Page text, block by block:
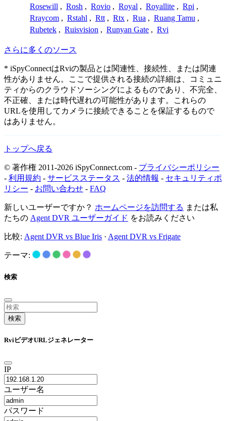
Rosewill , Rosh , Rovio , Royal , Royallite , Rpi ,
Rraycom , Rstahl , Rtt , Rtx , Rua , Ruang Tamu ,
Rubetek , Ruisvision , Runyan Gate , Rvi
さらに多くのソース
* iSpyConnectはRviの製品とは関連性、接続性、または関連
性がありません。ここで提供される接続の詳細は、コミュニ
ティからのクラウドソーシングによるものであり、不完全、
不正確、または時代遅れの可能性があります。これらの
URLを使用してカメラに接続できることを保証するもので
はありません。
トップへ戻る
© 著作権 2011-2026 iSpyConnect.com - プライバシーポリシー
- 利用規約 - サービスステータス - 法的情報 - セキュリティポ
リシー - お問い合わせ - FAQ
新しいユーザーですか？ ホームページを訪問する または私
たちの Agent DVR ユーザーガイド をお読みください
比較: Agent DVR vs Blue Iris · Agent DVR vs Frigate
テーマ:
検索
検索
RviビデオURLジェネレーター
IP
ユーザー名
パスワード